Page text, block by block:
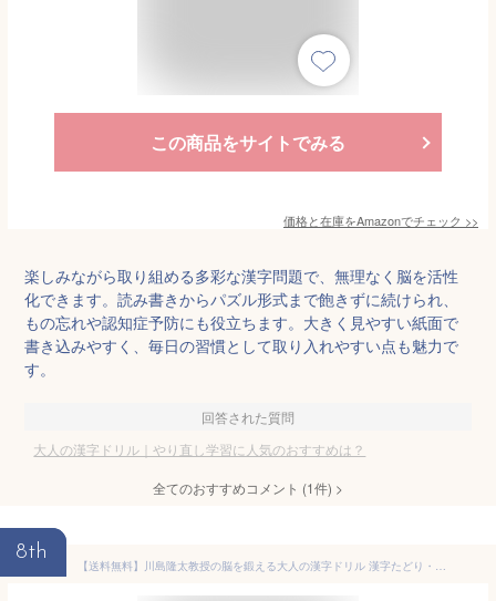
この商品をサイトでみる
価格と在庫をAmazonでチェック >>
楽しみながら取り組める多彩な漢字問題で、無理なく脳を活性
化できます。読み書きからパズル形式まで飽きずに続けられ、
もの忘れや認知症予防にも役立ちます。大きく見やすい紙面で
書き込みやすく、毎日の習慣として取り入れやすい点も魅力で
す。
回答された質問
大人の漢字ドリル｜やり直し学習に人気のおすすめは？
全てのおすすめコメント (1件) >
8th
【送料無料】川島隆太教授の脳を鍛える大人の漢字ドリル 漢字たどり・漢字書き取り60日／川島隆太